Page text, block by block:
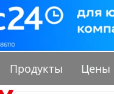
Продукты Цены